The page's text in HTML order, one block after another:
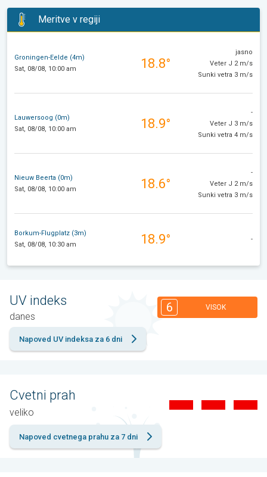
Meritve v regiji
Groningen-Eelde (4m)
Sat, 08/08, 10:00 am
18.8°
jasno
Veter J 2 m/s
Sunki vetra 3 m/s
Lauwersoog (0m)
Sat, 08/08, 10:00 am
18.9°
-
Veter J 3 m/s
Sunki vetra 4 m/s
Nieuw Beerta (0m)
Sat, 08/08, 10:00 am
18.6°
-
Veter J 2 m/s
Sunki vetra 3 m/s
Borkum-Flugplatz (3m)
Sat, 08/08, 10:30 am
18.9° -
UV indeks
danes
6 VISOK
Napoved UV indeksa za 6 dni
Cvetni prah
veliko
Napoved cvetnega prahu za 7 dni